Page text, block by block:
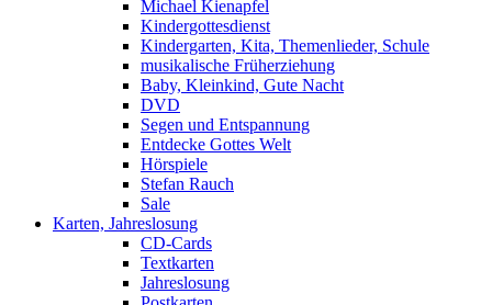
Michael Kienapfel
Kindergottesdienst
Kindergarten, Kita, Themenlieder, Schule
musikalische Früherziehung
Baby, Kleinkind, Gute Nacht
DVD
Segen und Entspannung
Entdecke Gottes Welt
Hörspiele
Stefan Rauch
Sale
Karten, Jahreslosung
CD-Cards
Textkarten
Jahreslosung